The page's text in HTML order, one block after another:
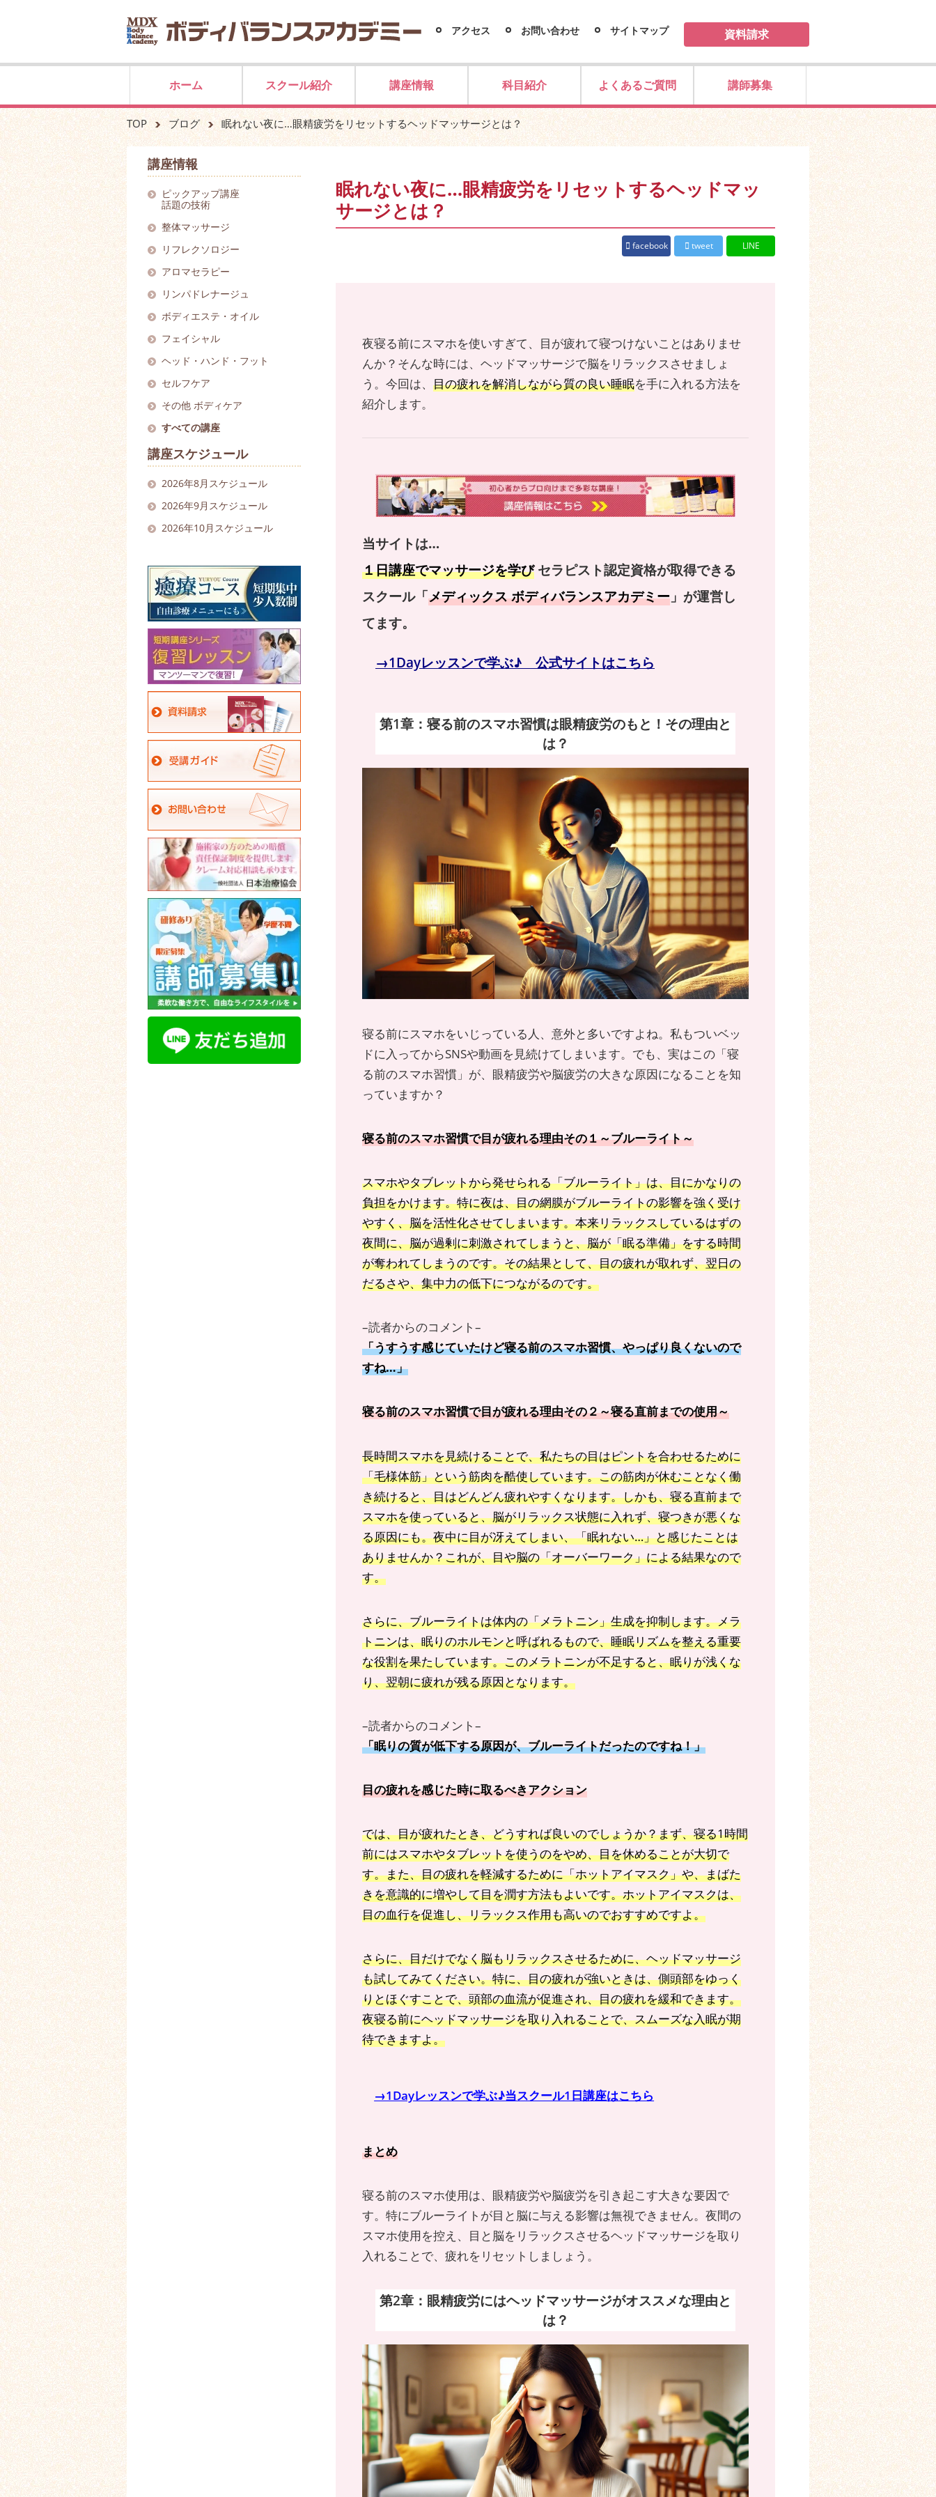
アクセス お問い合わせ サイトマップ 資料請求
ホーム スクール紹介 講座情報 科目紹介 よくあるご質問 講師募集
TOP ブログ 眠れない夜に…眼精疲労をリセットするヘッドマッサージとは？
講座情報
ピックアップ講座
話題の技術
整体マッサージ
リフレクソロジー
アロマセラピー
リンパドレナージュ
ボディエステ ・ オイル
フェイシャル
ヘッド ・ ハンド・フット
セルフケア
その他 ボディケア
すべての講座
講座スケジュール
2026年8月スケジュール
2026年9月スケジュール
2026年10月スケジュール
眠れない夜に…眼精疲労をリセットするヘッドマッ
サージとは？
facebook tweet LINE
夜寝る前にスマホを使いすぎて、目が疲れて寝つけないことはありませ
んか？そんな時には、ヘッドマッサージで脳をリラックスさせましょ
う。今回は、 目の疲れを解消しながら質の良い睡眠を手に入れる方法を
紹介します。
当サイトは…
１日講座でマッサージを学びセラピスト認定資格が取得できる
スクール「メディックス ボディバランスアカデミー」が運営し
てます。
→1Dayレッスンで学ぶ♪ 公式サイトはこちら
第1章：寝る前のスマホ習慣は眼精疲労のもと！その理由と
は？
寝る前にスマホをいじっている人、意外と多いですよね。私もついベッ
ドに入ってからSNSや動画を見続けてしまいます。でも、実はこの「寝
る前のスマホ習慣」が、眼精疲労や脳疲労の大きな原因になることを知
っていますか？
寝る前のスマホ習慣で目が疲れる理由その１～ブルーライト～
スマホやタブレットから発せられる「ブルーライト」は、目にかなりの
負担をかけます。特に夜は、目の網膜がブルーライトの影響を強く受け
やすく、脳を活性化させてしまいます。本来リラックスしているはずの
夜間に、脳が過剰に刺激されてしまうと、脳が「眠る準備」をする時間
が奪われてしまうのです。その結果として、目の疲れが取れず、翌日の
だるさや、集中力の低下につながるのです。
–読者からのコメント–
「うすうす感じていたけど寝る前のスマホ習慣、やっぱり良くないので
すね…」
寝る前のスマホ習慣で目が疲れる理由その２～寝る直前までの使用～
長時間スマホを見続けることで、私たちの目はピントを合わせるために
「毛様体筋」という筋肉を酷使しています。この筋肉が休むことなく働
き続けると、目はどんどん疲れやすくなります。しかも、寝る直前まで
スマホを使っていると、脳がリラックス状態に入れず、寝つきが悪くな
る原因にも。夜中に目が冴えてしまい、「眠れない…」と感じたことは
ありませんか？これが、目や脳の「オーバーワーク」による結果なので
す。
さらに、ブルーライトは体内の「メラトニン」生成を抑制します。メラ
トニンは、眠りのホルモンと呼ばれるもので、睡眠リズムを整える重要
な役割を果たしています。このメラトニンが不足すると、眠りが浅くな
り、翌朝に疲れが残る原因となります。
–読者からのコメント–
「眠りの質が低下する原因が、ブルーライトだったのですね！」
目の疲れを感じた時に取るべきアクション
では、目が疲れたとき、どうすれば良いのでしょうか？まず、寝る1時間
前にはスマホやタブレットを使うのをやめ、目を休めることが大切で
す。また、目の疲れを軽減するために「ホットアイマスク」や、まばた
きを意識的に増やして目を潤す方法もよいです。ホットアイマスクは、
目の血行を促進し、リラックス作用も高いのでおすすめですよ。
さらに、目だけでなく脳もリラックスさせるために、ヘッドマッサージ
も試してみてください。特に、目の疲れが強いときは、側頭部をゆっく
りとほぐすことで、頭部の血流が促進され、目の疲れを緩和できます。
夜寝る前にヘッドマッサージを取り入れることで、スムーズな入眠が期
待できますよ。
→1Dayレッスンで学ぶ♪当スクール1日講座はこちら
まとめ
寝る前のスマホ使用は、眼精疲労や脳疲労を引き起こす大きな要因で
す。特にブルーライトが目と脳に与える影響は無視できません。夜間の
スマホ使用を控え、目と脳をリラックスさせるヘッドマッサージを取り
入れることで、疲れをリセットしましょう。
第2章：眼精疲労にはヘッドマッサージがオススメな理由と
は？